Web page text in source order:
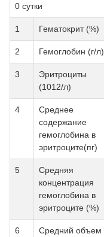
0 сутки
1 Гематокрит (%)
2 Гемоглобин (г/л)
3
Эритроциты
(1012/л)
4
Среднее
содержание
гемоглобина в
эритроците(пг)
5
Средняя
концентрация
гемоглобина в
эритроците (%)
6
Средний объем